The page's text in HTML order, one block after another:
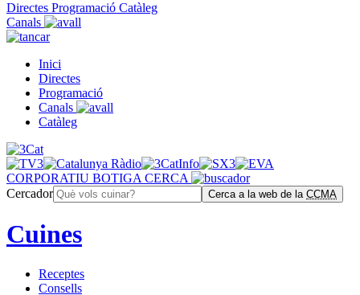
Directes Programació Catàleg
Canals
Inici
Directes
Programació
Canals
Catàleg
CORPORATIU BOTIGA CERCA
Cercador
Cerca a la web de la CCMA
Cuines
Receptes
Consells